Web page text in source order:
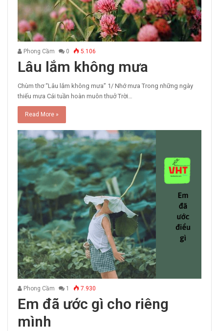
Phong Cầm 0 5.106
Lâu lắm không mưa
Chùm thơ “Lâu lắm không mưa” 1/ Nhớ mưa Trong những ngày
thiếu mưa Cái tuần hoàn muôn thuở Trời…
Read More »
Phong Cầm 1 7.930
Em đã ước gì cho riêng
mình